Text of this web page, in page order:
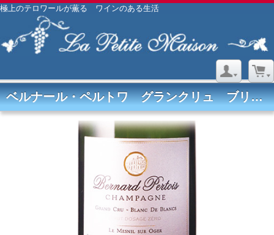
極上のテロワールが薫る ワインのある生活
ベルナール・ペルトワ グランクリュ ブリュット・ゼロ